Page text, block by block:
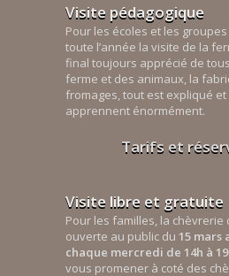
Visite pédagogique
Pour les écoles et les
toute l’année la visite de la
final toujours apprécié de
ferme et des animaux, la
fromages, tout est expliqué
apprennent énormément.
Tarifs et
Visite libre et gratuite
Pour les familles, la chèvrerie
ouverte au public du 15 mars
chaque mercredi de 14h à
vous promener à coté des